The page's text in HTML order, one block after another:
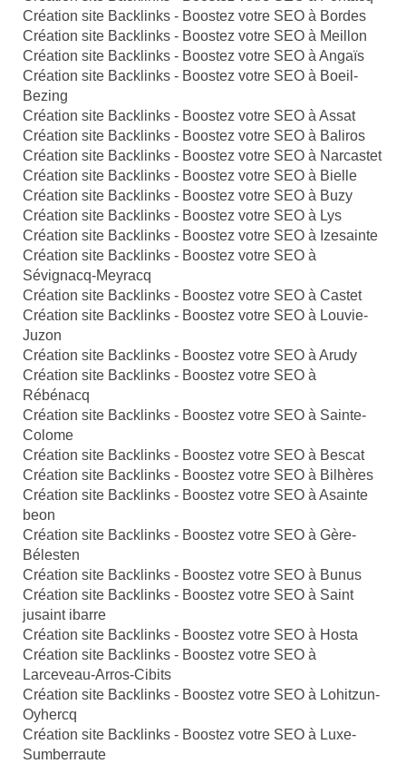
Création site Backlinks - Boostez votre SEO à Bordes
Création site Backlinks - Boostez votre SEO à Meillon
Création site Backlinks - Boostez votre SEO à Angaïs
Création site Backlinks - Boostez votre SEO à Boeil-
Bezing
Création site Backlinks - Boostez votre SEO à Assat
Création site Backlinks - Boostez votre SEO à Baliros
Création site Backlinks - Boostez votre SEO à Narcastet
Création site Backlinks - Boostez votre SEO à Bielle
Création site Backlinks - Boostez votre SEO à Buzy
Création site Backlinks - Boostez votre SEO à Lys
Création site Backlinks - Boostez votre SEO à Izesainte
Création site Backlinks - Boostez votre SEO à
Sévignacq-Meyracq
Création site Backlinks - Boostez votre SEO à Castet
Création site Backlinks - Boostez votre SEO à Louvie-
Juzon
Création site Backlinks - Boostez votre SEO à Arudy
Création site Backlinks - Boostez votre SEO à
Rébénacq
Création site Backlinks - Boostez votre SEO à Sainte-
Colome
Création site Backlinks - Boostez votre SEO à Bescat
Création site Backlinks - Boostez votre SEO à Bilhères
Création site Backlinks - Boostez votre SEO à Asainte
beon
Création site Backlinks - Boostez votre SEO à Gère-
Bélesten
Création site Backlinks - Boostez votre SEO à Bunus
Création site Backlinks - Boostez votre SEO à Saint
jusaint ibarre
Création site Backlinks - Boostez votre SEO à Hosta
Création site Backlinks - Boostez votre SEO à
Larceveau-Arros-Cibits
Création site Backlinks - Boostez votre SEO à Lohitzun-
Oyhercq
Création site Backlinks - Boostez votre SEO à Luxe-
Sumberraute